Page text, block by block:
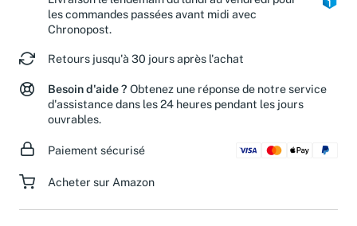
Livraison le lendemain du lundi au vendredi pour
les commandes passées avant midi avec
Retours jusqu'à 30 jours après l'achat
Besoin d'aide ?Obtenez une réponse de notre service
d'assistance dans les 24 heures pendant les jours